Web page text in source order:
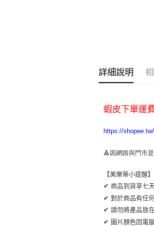
詳細說明
蝦皮下單運
https://
🔺因網路與門市
【美樂蒂小提醒】
✔ 商品到貨享七
✔ 對於商品有任
✔ 請勿將產品放
✔ 圖片顏色因電